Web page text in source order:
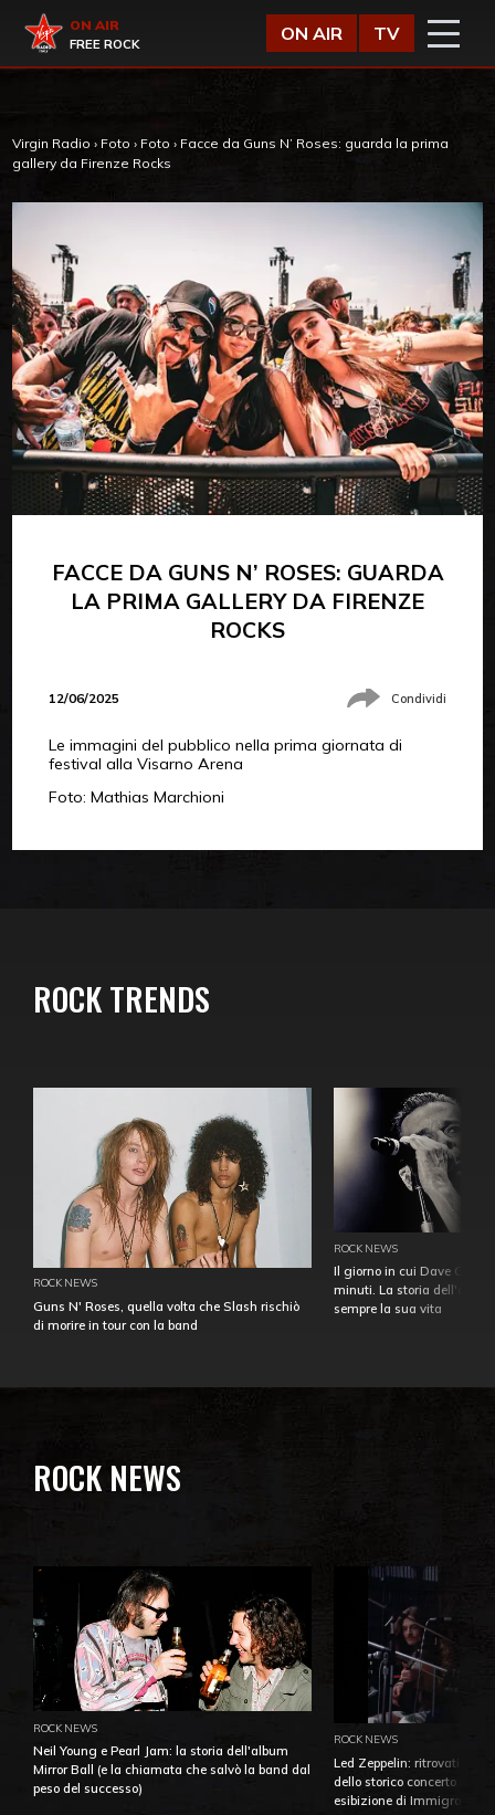
Virgin Radio
ON AIR
FREE ROCK
ON AIR TV
Virgin Radio › Foto › Foto › Facce da Guns N’ Roses: guarda la prima
gallery da Firenze Rocks
FACCE DA GUNS N’ ROSES: GUARDA
LA PRIMA GALLERY DA FIRENZE
ROCKS
12/06/2025 Condividi
Le immagini del pubblico nella prima giornata di
festival alla Visarno Arena
Foto: Mathias Marchioni
ROCK TRENDS
ROCK NEWS
Guns N' Roses, quella volta che Slash rischiò
di morire in tour con la band
ROCK NEWS
Il giorno in cui Dave
minuti. La storia
sempre la sua vita
ROCK NEWS
ROCK NEWS
Neil Young e Pearl Jam: la storia dell'album
Mirror Ball (e la chiamata che salvò la band dal
peso del successo)
ROCK NEWS
Led Zeppelin: ritrovati e
dello storico concerto di
esibizione di Immigrant